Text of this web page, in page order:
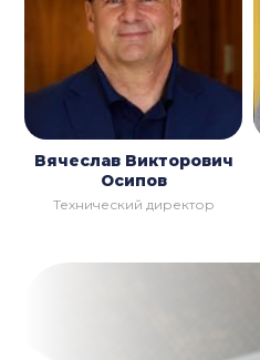
Вячеслав Викторович
Осипов
Технический директор